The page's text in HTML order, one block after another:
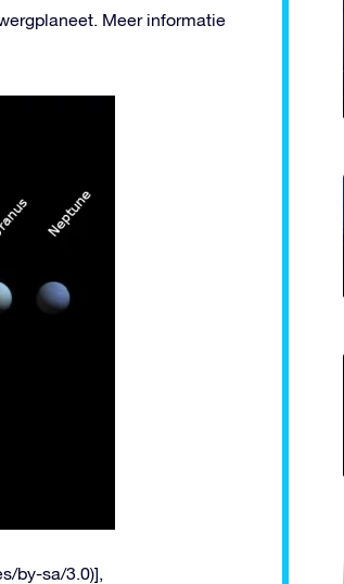
Meer informatie
by-sa/3.0)],